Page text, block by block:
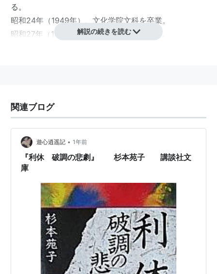
る。
昭和24年（1949年）、文化学院文科を卒業。
昭和27年（1952年）より故吉川英治に師事。
昭和61年（1986年）『穢土荘厳』で第二十五回女流文
学賞を受賞。
平成7年（1995年）、文化功労者に顕彰される。
平成29年（2017年）5月31日、老衰で死去。享年91。
解説の続きを読む
関連ブログ
遊心逍遥記 • 1年前
『利休 破調の悲劇』 杉本苑子 講談社文
庫